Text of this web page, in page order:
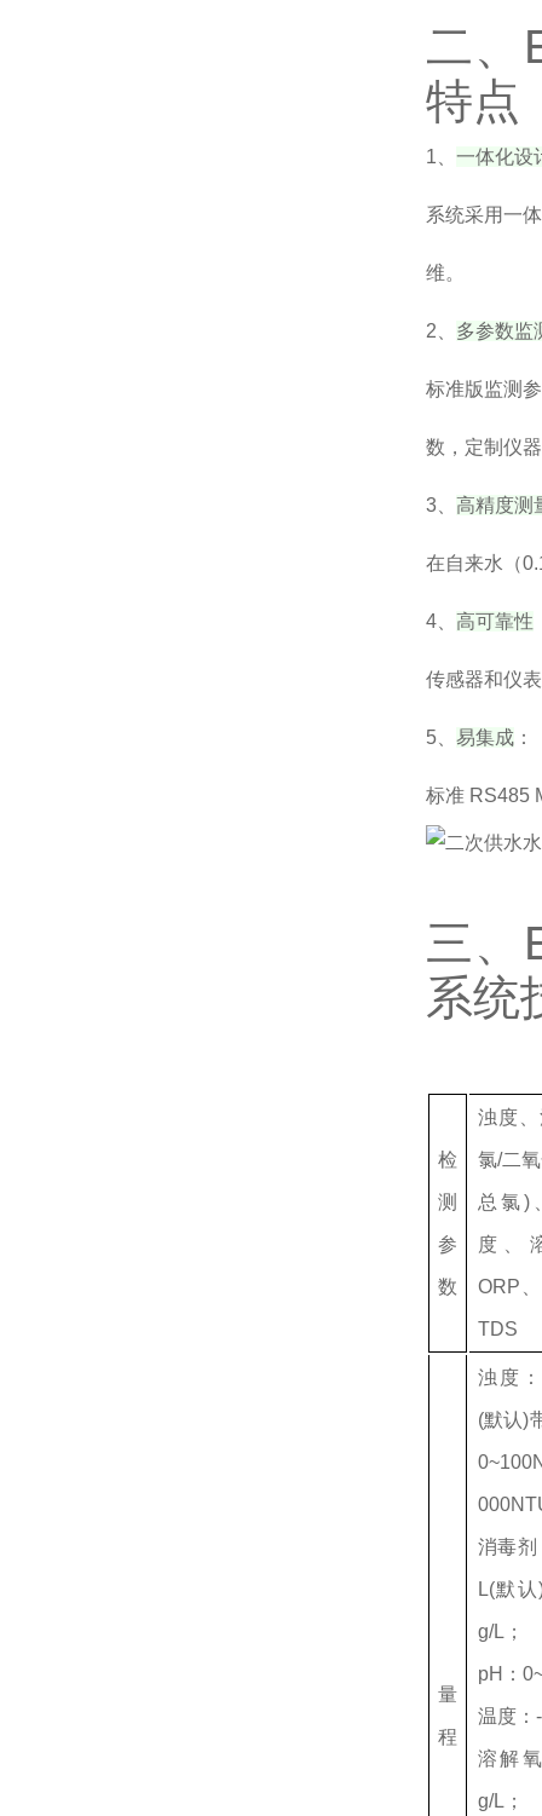
二、
特点
1、 一体化设
系统采用一
维。
2、 多参数监
标准版监测
数，定制仪
3、 高精度测
在自来水（
4、 高可靠性
传感器和仪
5、 易集成：
标准 RS485
三、
系统
检
测
参
数
浊度
氯/二
总氯)
度、
ORP
TDS
量
程
浊度
(默认)
消毒剂
L(默
g/L；
pH：
温度
溶解
g/L；